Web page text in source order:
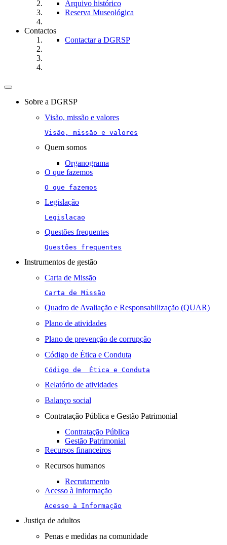
Arquivo histórico
Reserva Museológica
Contactos
Contactar a DGRSP
Toggle
navigationSobre a DGRSP
Visão, missão e valores
Visão, missão e valores
Quem somos
Organograma
O que fazemos
O que fazemos
Legislação
Legislacao
Questões frequentes
Questões frequentes
Instrumentos de gestão
Carta de Missão
Carta de Missão
Quadro de Avaliação e Responsabilização (QUAR)
Plano de atividades
Plano de prevenção de corrupção
Código de Ética e Conduta
Código de  Ética e Conduta
Relatório de atividades
Balanço social
Contratação Pública e Gestão Patrimonial
Contratação Pública
Gestão Patrimonial
Recursos financeiros
Recursos humanos
Recrutamento
Acesso à Informação
Acesso à Informação
Justiça de adultos
Penas e medidas na comunidade